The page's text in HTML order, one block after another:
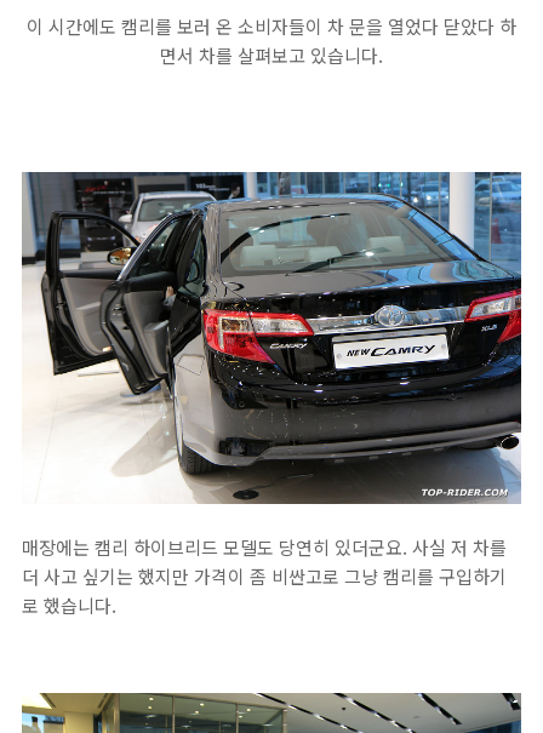
이 시간에도 캠리를 보러 온 소비자들이 차 문을 열었다 닫았다 하
면서 차를 살펴보고 있습니다.
매장에는 캠리 하이브리드 모델도 당연히 있더군요. 사실 저 차를
더 사고 싶기는 했지만 가격이 좀 비싼고로 그냥 캠리를 구입하기
로 했습니다.